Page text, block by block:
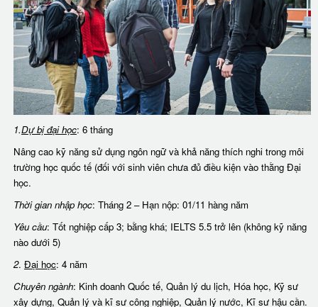
1.Dự bị đại học: 6 tháng
Nâng cao kỹ năng sử dụng ngôn ngữ và khả năng thích nghi trong môi
trường học quốc tế (đối với sinh viên chưa đủ điều kiện vào thằng Đại
học.
Thời gian nhập học: Tháng 2 – Hạn nộp: 01/11 hàng năm
Yêu cầu: Tốt nghiệp cấp 3; bằng khá; IELTS 5.5 trở lên (không kỹ năng
nào dưới 5)
2. Đại học: 4 năm
Chuyên ngành: Kinh doanh Quốc tế, Quản lý du lịch, Hóa học, Kỹ sư
xây dựng, Quản lý và kĩ sư công nghiệp, Quản lý nước, Kĩ sư hậu cần.